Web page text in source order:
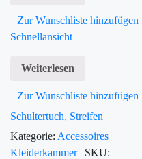
Zur Wunschliste hinzufügen
Schnellansicht
Weiterlesen
Zur Wunschliste hinzufügen
Schultertuch, Streifen
Kategorie: Accessoires
Kleiderkammer | SKU: